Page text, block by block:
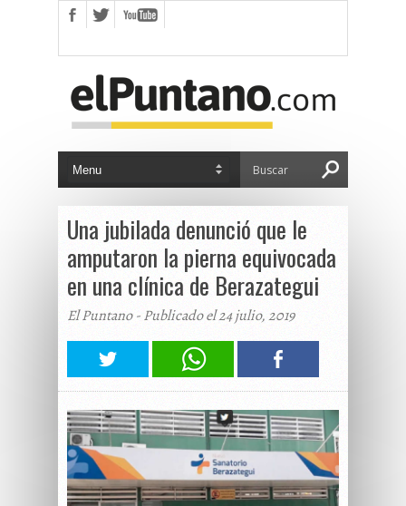
Una jubilada denunció que le
amputaron la pierna equivocada
en una clínica de Berazategui
El Puntano - Publicado el 24 julio, 2019